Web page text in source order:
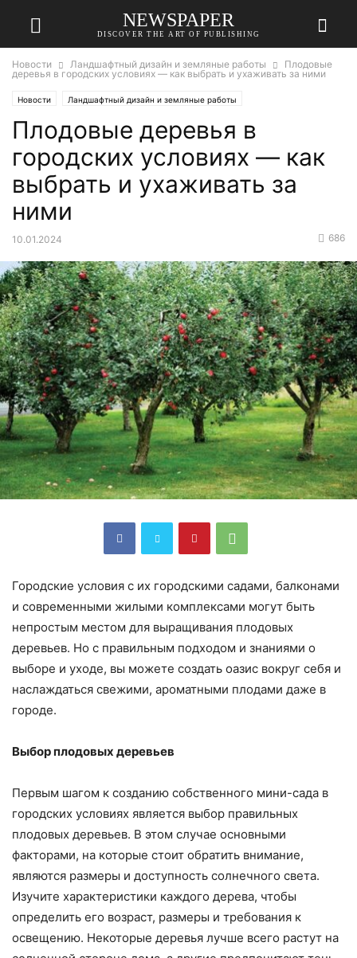
NEWSPAPER
DISCOVER THE ART OF PUBLISHING
Новости Ландшафтный дизайн и земляные работы
Плодовые
деревья в городских условиях — как выбрать и ухаживать за ними
Новости Ландшафтный дизайн и земляные работы
Плодовые деревья в
городских условиях — как
выбрать и ухаживать за
ними
10.01.2024 686
Городские условия с их городскими садами, балконами
и современными жилыми комплексами могут быть
непростым местом для выращивания плодовых
деревьев. Но с правильным подходом и знаниями о
выборе и уходе, вы можете создать оазис вокруг себя и
наслаждаться свежими, ароматными плодами даже в
городе.
Выбор плодовых деревьев
Первым шагом к созданию собственного мини-сада в
городских условиях является выбор правильных
плодовых деревьев. В этом случае основными
факторами, на которые стоит обратить внимание,
являются размеры и доступность солнечного света.
Изучите характеристики каждого дерева, чтобы
определить его возраст, размеры и требования к
освещению. Некоторые деревья лучше всего растут на